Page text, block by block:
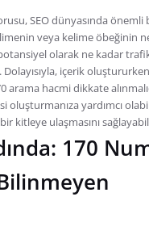
SEO dünyasında
veya kelime öbeğinin
olarak ne kadar
içerik
arama hacmi dikkate
oluşturmanıza yardımcı
kitleye ulaşmasını
170